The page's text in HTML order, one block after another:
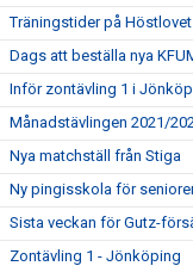
Träningstider på Höstlovet
Dags att beställa nya
Inför zontävling 1 i
Månadstävlingen 2021/
Nya matchställ från Stiga
Ny pingisskola för
Sista veckan för Gutz-
Zontävling 1 - Jönköping